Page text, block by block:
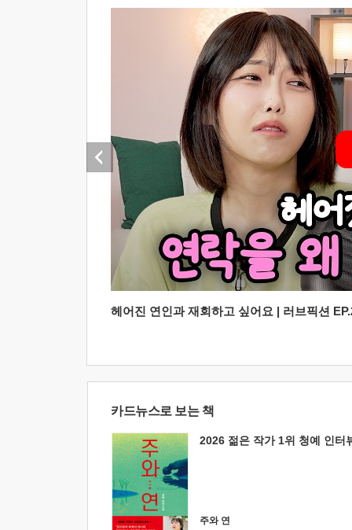
헤어진 연인과 재회하고 싶어요 | 러브픽션
카드뉴스로 보는 책
2026 젊은 작가 1위 청예 인터
주와 연